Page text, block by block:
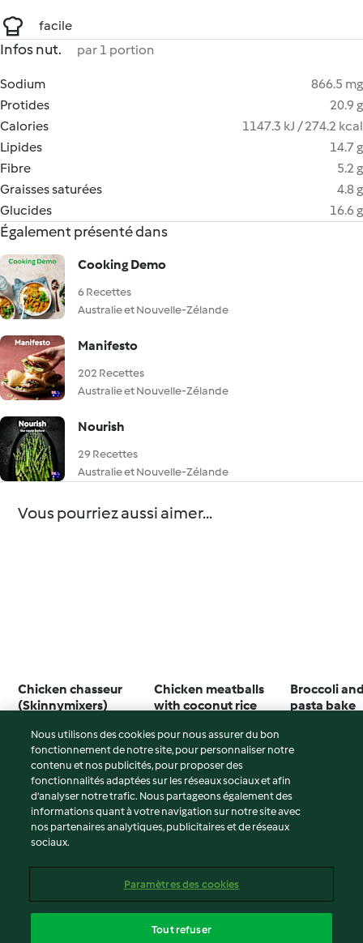
facile
Infos nut. par 1 portion
Sodium
866.5 mg
Protides
20.9 g
Calories
1147.3 kJ / 274.2 kcal
Lipides
14.7 g
Fibre
5.2 g
Graisses saturées
4.8 g
Glucides
16.6 g
Également présenté dans
Cooking Demo
6 Recettes
Australie et Nouvelle-Zélande
Manifesto
202 Recettes
Australie et Nouvelle-Zélande
Nourish
29 Recettes
Australie et Nouvelle-Zélande
Vous pourriez aussi aimer...
Chicken chasseur
(Skinnymixers)
Chicken meatballs
with coconut rice
Broccoli
pasta bake
© Copyright 2026
Conditions d'utilisation
Mentions légales
Nous utilisons des cookies pour nous assurer du bon
fonctionnement de notre site, pour personnaliser notre
contenu et nos publicités, pour proposer des
fonctionnalités adaptées sur les réseaux sociaux et afin
d’analyser notre trafic. Nous partageons également des
informations quant à votre navigation sur notre site avec
nos partenaires analytiques, publicitaires et de réseaux
sociaux.
Paramètres des cookies
Tout refuser